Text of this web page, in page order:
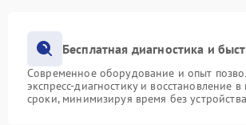
Бесплатная диагностика и
Современное оборудование и опыт
экспресс-диагностику и восстановление
сроки, минимизируя время без устройства